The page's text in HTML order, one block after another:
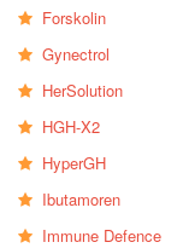
Forskolin
Gynectrol
HerSolution
HGH-X2
HyperGH
Ibutamoren
Immune Defence